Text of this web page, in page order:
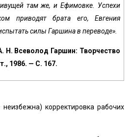
там же, и Ефимовке. Успехи
приводят брата его, Евгения
си­лы Гаршина в переводе».
Н. Всеволод Гаршин: Творчество
1986. — С. 167.
корректировка рабочих